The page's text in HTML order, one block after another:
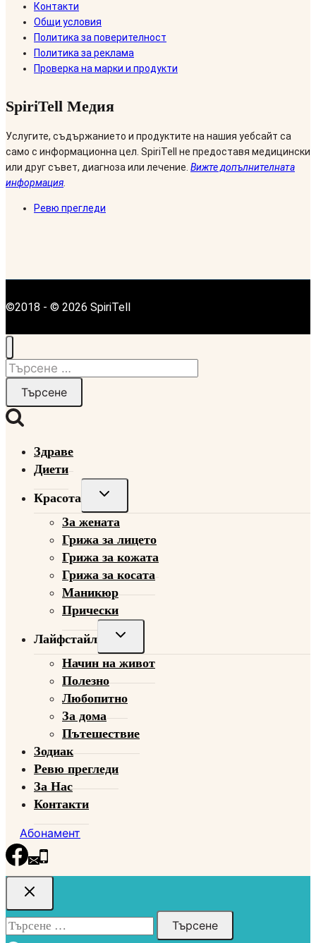
Контакти
Общи условия
Политика за поверителност
Политика за реклама
Проверка на марки и продукти
SpiriTell Медия
Услугите, съдържанието и продуктите на нашия уебсайт са
само с информационна цел. SpiriTell не предоставя медицински
или друг съвет, диагноза или лечение. Вижте допълнителната
информация.
Ревю прегледи
©2018 - © 2026 SpiriTell
Търсене
Здраве
Диети
Красота
Toggle
menu
За жената
Грижа за лицето
Грижа за кожата
Грижа за косата
Маникюр
Прически
Лайфстайл
Toggle
menu
Начин на живот
Полезно
Любопитно
За дома
Пътешествие
Зодиак
Ревю прегледи
За Нас
Контакти
Абонамент
Търсене
за: